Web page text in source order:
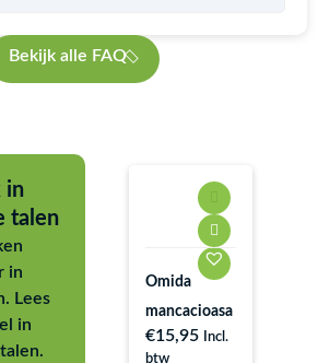
Bekijk alle FAQ
in
talen
in
Lees
in
Omida
mancacioasa
€15,95
Incl.
btw